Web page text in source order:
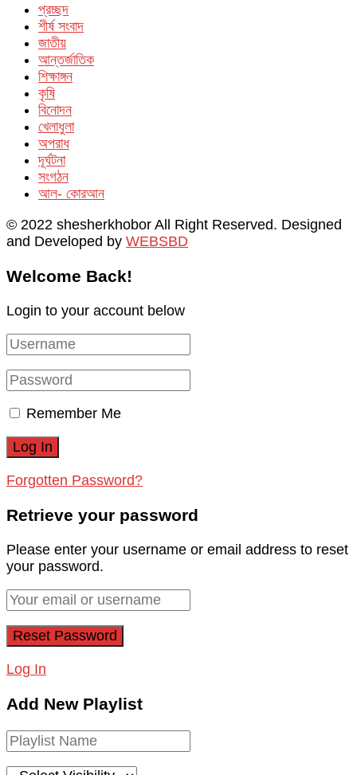
প্রচ্ছদ
শীর্ষ সংবাদ
জাতীয়
আন্তর্জাতিক
শিক্ষাঙ্গন
কৃষি
বিনোদন
খেলাধুলা
অপরাধ
দূর্ঘটনা
সংগঠন
আল- কোরআন
© 2022 shesherkhobor All Right Reserved. Designed
and Developed by WEBSBD
Welcome Back!
Login to your account below
Remember Me
Forgotten Password?
Retrieve your password
Please enter your username or email address to reset
your password.
Log In
Add New Playlist